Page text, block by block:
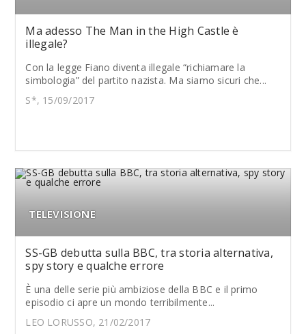
Ma adesso The Man in the High Castle è
illegale?
Con la legge Fiano diventa illegale “richiamare la
simbologia” del partito nazista. Ma siamo sicuri che...
S*, 15/09/2017
TELEVISIONE
SS-GB debutta sulla BBC, tra storia alternativa,
spy story e qualche errore
È una delle serie più ambiziose della BBC e il primo
episodio ci apre un mondo terribilmente...
LEO LORUSSO, 21/02/2017